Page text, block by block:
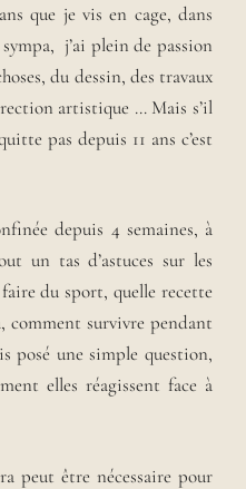
que je vis en cage, dans
j’ai plein de passion
du dessin, des travaux
artistique … Mais s’il
pas depuis 11 ans c’est
depuis 4 semaines, à
un tas d’astuces sur les
du sport, quelle recette
comment survivre pendant
posé une simple question,
elles réagissent face à
peut être nécessaire pour